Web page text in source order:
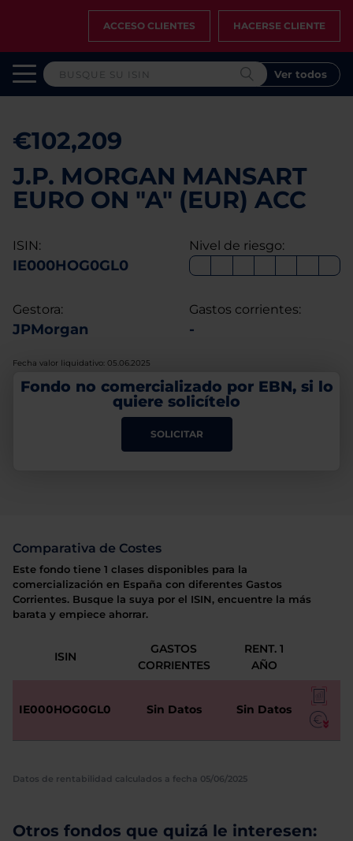
ACCESO CLIENTES HACERSE CLIENTE
Ver todos
€102,209
J.P. MORGAN MANSART
EURO ON "A" (EUR) ACC
ISIN:
IE000HOG0GL0
Nivel de riesgo:
Gestora:
JPMorgan
Gastos corrientes:
-
Fecha valor liquidativo: 05.06.2025
Fondo no comercializado por EBN, si lo
quiere solicítelo
SOLICITAR
Comparativa de Costes
Este fondo tiene 1 clases disponibles para la
comercialización en España con diferentes Gastos
Corrientes. Busque la suya por el ISIN, encuentre la más
barata y empiece ahorrar.
ISIN
GASTOS
CORRIENTES
RENT. 1
AÑO
IE000HOG0GL0 Sin Datos Sin Datos
Datos de rentabilidad calculados a fecha 05/06/2025
Otros fondos que quizá le interesen: